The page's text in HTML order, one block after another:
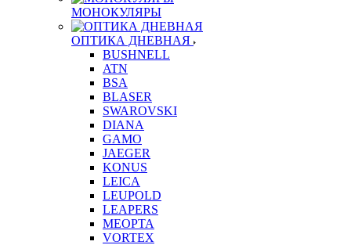
МОНОКУЛЯРЫ
ОПТИКА ДНЕВНАЯ
BUSHNELL
ATN
BSA
BLASER
SWAROVSKI
DIANA
GAMO
JAEGER
KONUS
LEICA
LEUPOLD
LEAPERS
MEOPTA
VORTEX